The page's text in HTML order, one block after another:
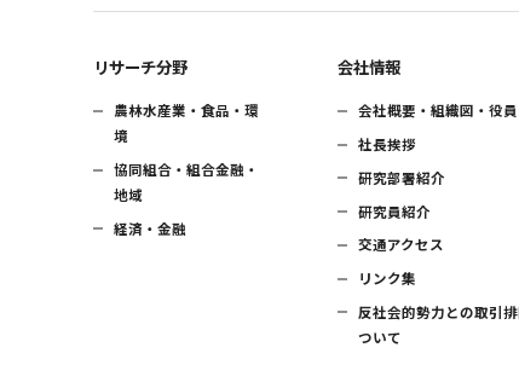
リサーチ分野
農林水産業・食品・環
境
協同組合・組合金融・
地域
経済・金融
会社情報
会社概要・組織図・役員
社長挨拶
研究部署紹介
研究員紹介
交通アクセス
リンク集
反社会的勢力との取引
ついて